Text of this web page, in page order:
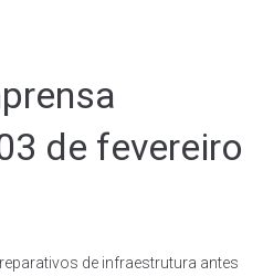
de fevereiro
de infraestrutura antes